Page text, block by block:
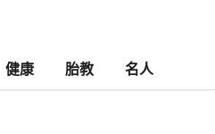
健康 胎教 名人